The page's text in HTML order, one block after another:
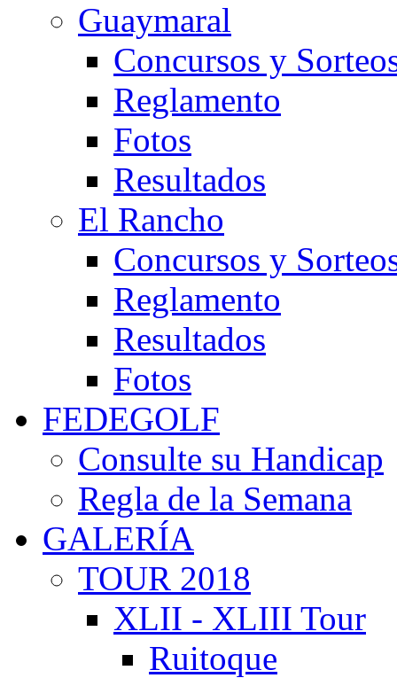
Guaymaral
Concursos y
Reglamento
Fotos
Resultados
El Rancho
Concursos y
Reglamento
Resultados
Fotos
FEDEGOLF
Consulte su Handicap
Regla de la Semana
GALERÍA
TOUR 2018
XLII - XLIII Tour
Ruitoque